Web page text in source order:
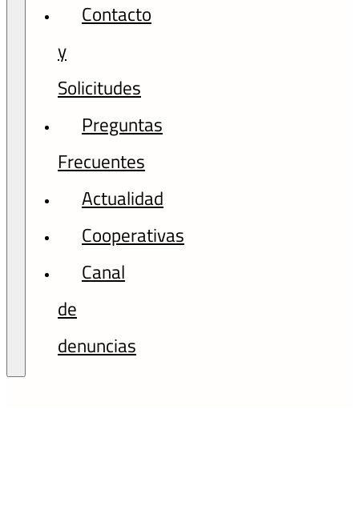
Contacto
y
Solicitudes
Preguntas
Frecuentes
Actualidad
Cooperativas
Canal
de
denuncias